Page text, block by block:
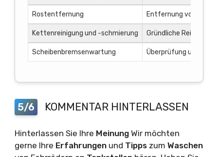
Rostentfernung Entfernung von
Kettenreinigung und -schmierung Gründliche Reinigung
Scheibenbremsenwartung Überprüfung und
5/6 KOMMENTAR HINTERLASSEN
Hinterlassen Sie Ihre Meinung Wir möchten
gerne Ihre Erfahrungen und Tipps zum Waschen